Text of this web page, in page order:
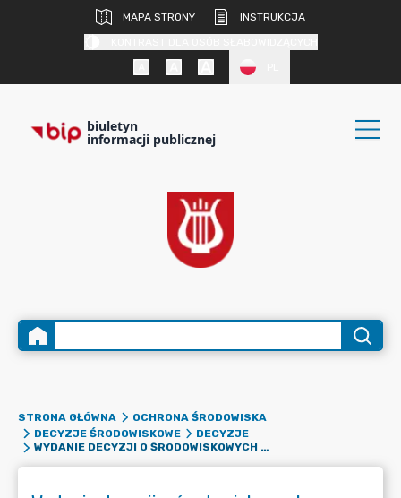
MAPA STRONY
INSTRUKCJA
biuletyn
informacji publicznej
STRONA GŁÓWNA
OCHRONA ŚRODOWISKA
DECYZJE ŚRODOWISKOWE
DECYZJE
WYDANIE DECYZJI O ŚRODOWISKOWYCH UWARUNKOWANIACH DLA PRZEDSIĘWZIĘCIA PN.: „EKSPLOATACJA ODKRYWKOWA KRUSZYWA NATURALNEGO SĄDZIA V, REALIZOWANA NA CZĘŚCI DZIAŁKI O NR EWID. GRUNTU 113/2 POŁOŻONEJ NA GRUNTACH WSI SĄDZIA, OBRĘB SĄDZIA, GMINA WŁOSZAKOWICE, POWIAT LESZCZYŃSKI, WOJEWÓDZTWO WIELKOPOLSKIE”.